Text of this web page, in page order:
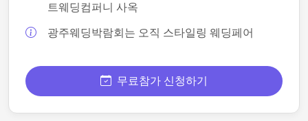
트웨딩컴퍼니 사옥
광주웨딩박람회는 오직 스타일링 웨딩페어
무료참가 신청하기